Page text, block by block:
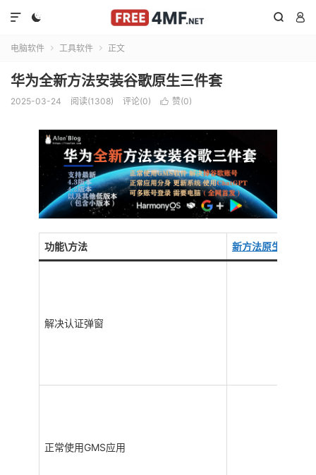
  

电脑软件  工具软件  正文
华为全新方法安装谷歌原生三件套
2025-03-24 阅读(1308) 评论(0)  赞(0)
功能\方法 新方法原生三件套
解决认证弹窗
正常使用GMS应用